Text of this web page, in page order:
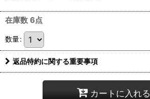
在庫数 6点
数量:
返品特約に関する重要事項
カートに入れる